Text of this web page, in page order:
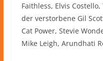
Faithless, Elvis
der verstorbene Gil
Cat Power, Stevie
Mike Leigh, Arundhati